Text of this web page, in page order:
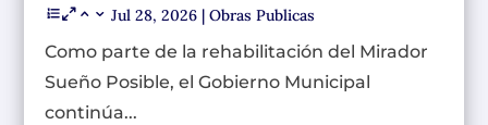
Jul 28, 2026 |Obras Publicas
Como parte de la rehabilitación del Mirador
Sueño Posible, el Gobierno Municipal
continúa...